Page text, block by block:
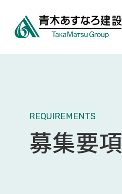
REQUIREMENTS
募集要項